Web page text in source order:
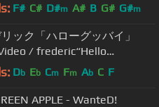
F# C# D#m A# B G# G#m
ック「ハローグッバイ」
Db Eb Cm Fm Ab C F
APPLE - WanteD!